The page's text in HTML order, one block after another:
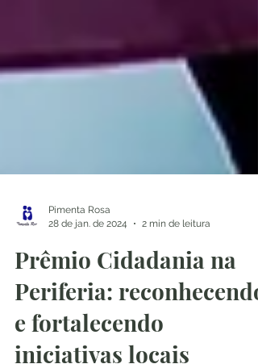
28 de jan. de 2024
2 min de leitura
Prêmio Cidadania na
Periferia: reconhecendo
e fortalecendo